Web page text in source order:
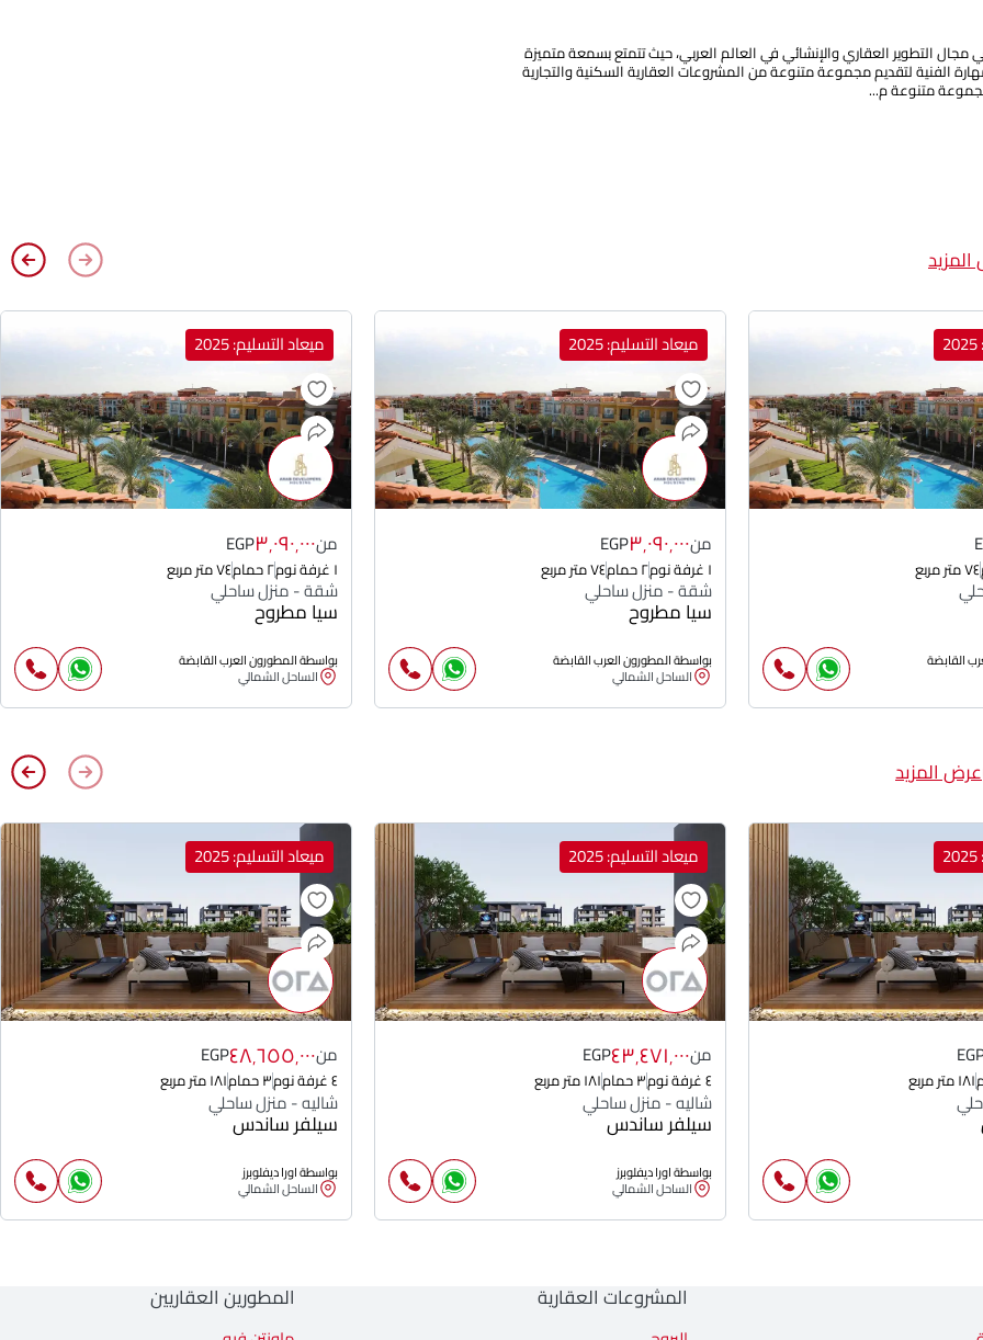
مجال التطوير العقاري والإنشائي في العالم العربي، حيث تتمتع بسمعة متميزة
الفنية لتقديم مجموعة متنوعة من المشروعات العقارية السكنية والتجارية
متنوعة م...
٧٤ متر مربع
القابضة
ميعاد التسليم: 2025
من٣٬٠٩٠٬٠٠٠EGP
١ غرفة نوم ٢ حمام ٧٤ متر مربع
شقة - منزل ساحلي
سيا مطروح
بواسطة المطورون العرب القابضة
الساحل الشمالي
ميعاد التسليم: 2025
من٣٬٠٩٠٬٠٠٠EGP
١ غرفة نوم ٢ حمام ٧٤ متر مربع
شقة - منزل ساحلي
سيا مطروح
بواسطة المطورون العرب القابضة
الساحل الشمالي
عرض المزيد
١٨١ متر مربع
ميعاد التسليم: 2025
من٤٣٬٤٧١٬٠٠٠EGP
٤ غرفة نوم ٣ حمام ١٨١ متر مربع
شاليه - منزل ساحلي
سيلفر ساندس
بواسطة اورا ديفلوبرز
الساحل الشمالي
ميعاد التسليم: 2025
من٤٨٬٦٥٥٬٠٠٠EGP
٤ غرفة نوم ٣ حمام ١٨١ متر مربع
شاليه - منزل ساحلي
سيلفر ساندس
بواسطة اورا ديفلوبرز
الساحل الشمالي
المشروعات العقارية المطورين العقاريين